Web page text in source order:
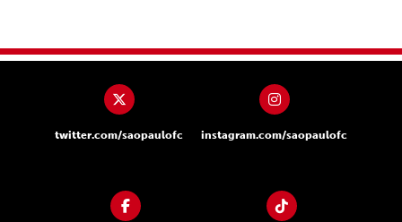
twitter.com/saopaulofc instagram.com/saopaulofc